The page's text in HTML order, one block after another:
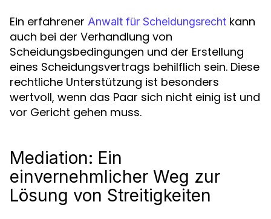
Ein erfahrener Anwalt für Scheidungsrecht kann
auch bei der Verhandlung von
Scheidungsbedingungen und der Erstellung
eines Scheidungsvertrags behilflich sein. Diese
rechtliche Unterstützung ist besonders
wertvoll, wenn das Paar sich nicht einig ist und
vor Gericht gehen muss.
Mediation: Ein
einvernehmlicher Weg zur
Lösung von Streitigkeiten